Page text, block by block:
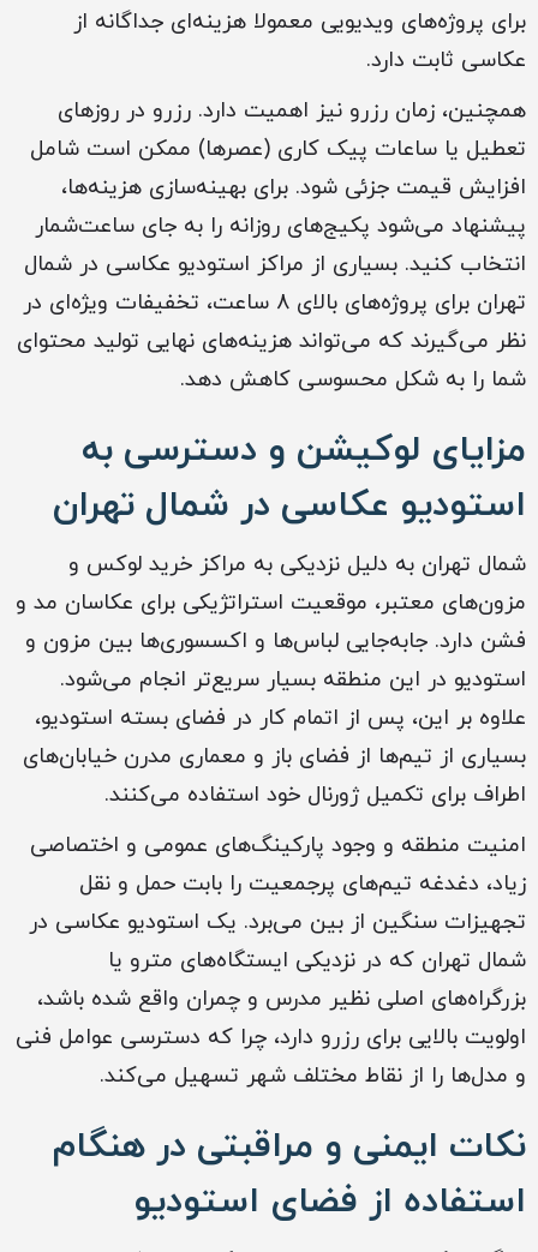
برای پروژه‌های ویدیویی معمولا هزینه‌ای جداگانه از
عکاسی ثابت دارد.
همچنین، زمان رزرو نیز اهمیت دارد. رزرو در روزهای
تعطیل یا ساعات پیک کاری (عصرها) ممکن است شامل
افزایش قیمت جزئی شود. برای بهینه‌سازی هزینه‌ها،
پیشنهاد می‌شود پکیج‌های روزانه را به جای ساعت‌شمار
انتخاب کنید. بسیاری از مراکز استودیو عکاسی در شمال
تهران برای پروژه‌های بالای 8 ساعت، تخفیفات ویژه‌ای در
نظر می‌گیرند که می‌تواند هزینه‌های نهایی تولید محتوای
شما را به شکل محسوسی کاهش دهد.
مزایای لوکیشن و دسترسی به
استودیو عکاسی در شمال تهران
شمال تهران به دلیل نزدیکی به مراکز خرید لوکس و
مزون‌های معتبر، موقعیت استراتژیکی برای عکاسان مد و
فشن دارد. جابه‌جایی لباس‌ها و اکسسوری‌ها بین مزون و
استودیو در این منطقه بسیار سریع‌تر انجام می‌شود.
علاوه بر این، پس از اتمام کار در فضای بسته استودیو،
بسیاری از تیم‌ها از فضای باز و معماری مدرن خیابان‌های
اطراف برای تکمیل ژورنال خود استفاده می‌کنند.
امنیت منطقه و وجود پارکینگ‌های عمومی و اختصاصی
زیاد، دغدغه تیم‌های پرجمعیت را بابت حمل و نقل
تجهیزات سنگین از بین می‌برد. یک استودیو عکاسی در
شمال تهران که در نزدیکی ایستگاه‌های مترو یا
بزرگراه‌های اصلی نظیر مدرس و چمران واقع شده باشد،
اولویت بالایی برای رزرو دارد، چرا که دسترسی عوامل فنی
و مدل‌ها را از نقاط مختلف شهر تسهیل می‌کند.
نکات ایمنی و مراقبتی در هنگام
استفاده از فضای استودیو